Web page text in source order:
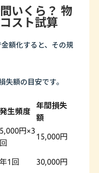
いくら？ 物
スト試算
額化すると、その規
失額の目安です。
発生頻度
年間損失
額
5,000円×3
回
15,000円
年1回 30,000円